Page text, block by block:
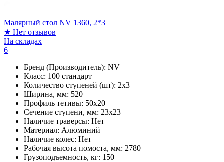
Малярный стол NV 1360, 2*3
★ Нет отзывов
На складах
6
Бренд (Производитель): NV
Класс: 100 стандарт
Количество ступеней (шт): 2х3
Ширина, мм: 520
Профиль тетивы: 50х20
Сечение ступени, мм: 23х23
Наличие траверсы: Нет
Материал: Алюминий
Наличие колес: Нет
Рабочая высота помоста, мм: 2780
Грузоподъемность, кг: 150